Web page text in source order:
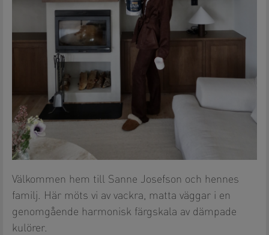
Välkommen hem till Sanne Josefson och hennes
familj. Här möts vi av vackra, matta väggar i en
genomgående harmonisk färgskala av dämpade
kulörer.